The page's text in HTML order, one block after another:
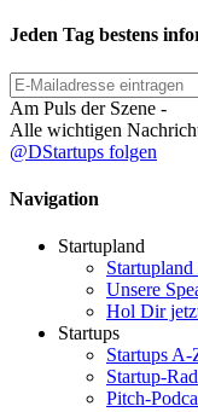
Jeden Tag bestens
Am Puls der Szene -
Alle wichtigen
@DStartups folgen
Navigation
Startupland
Unsere
Hol Dir
Startups
Startups A-
Startup-
Pitch-